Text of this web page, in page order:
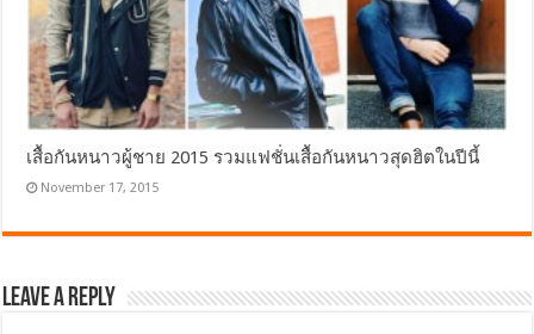
เสื้อกันหนาวผู้ชาย 2015 รวมแฟชั่นเสื้อกันหนาวสุดฮิตในปีนี้
November 17, 2015
Leave a Reply